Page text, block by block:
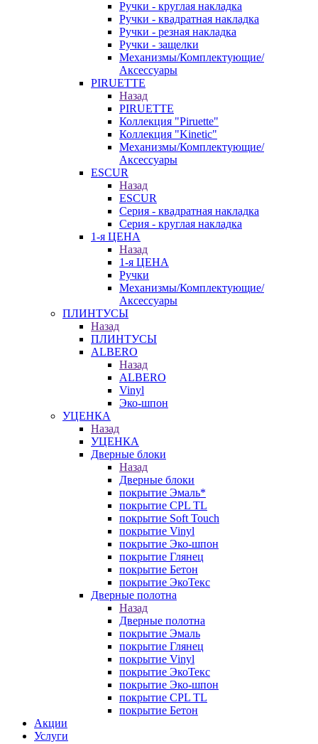
Ручки - круглая накладка
Ручки - квадратная накладка
Ручки - резная накладка
Ручки - защелки
Механизмы/Комплектующие/
Аксессуары
PIRUETTE
Назад
PIRUETTE
Коллекция "Piruette"
Коллекция "Kinetic"
Механизмы/Комплектующие/
Аксессуары
ESCUR
Назад
ESCUR
Серия - квадратная накладка
Серия - круглая накладка
1-я ЦЕНА
Назад
1-я ЦЕНА
Ручки
Механизмы/Комплектующие/
Аксессуары
ПЛИНТУСЫ
Назад
ПЛИНТУСЫ
ALBERO
Назад
ALBERO
Vinyl
Эко-шпон
УЦЕНКА
Назад
УЦЕНКА
Дверные блоки
Назад
Дверные блоки
покрытие Эмаль*
покрытие CPL TL
покрытие Soft Touch
покрытие Vinyl
покрытие Эко-шпон
покрытие Глянец
покрытие Бетон
покрытие ЭкоТекс
Дверные полотна
Назад
Дверные полотна
покрытие Эмаль
покрытие Глянец
покрытие Vinyl
покрытие ЭкоТекс
покрытие Эко-шпон
покрытие CPL TL
покрытие Бетон
Акции
Услуги